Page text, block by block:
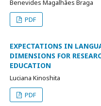
Benevides Magalhães Braga
PDF
EXPECTATIONS IN
DIMENSIONS FOR
EDUCATION
Luciana Kinoshita
PDF